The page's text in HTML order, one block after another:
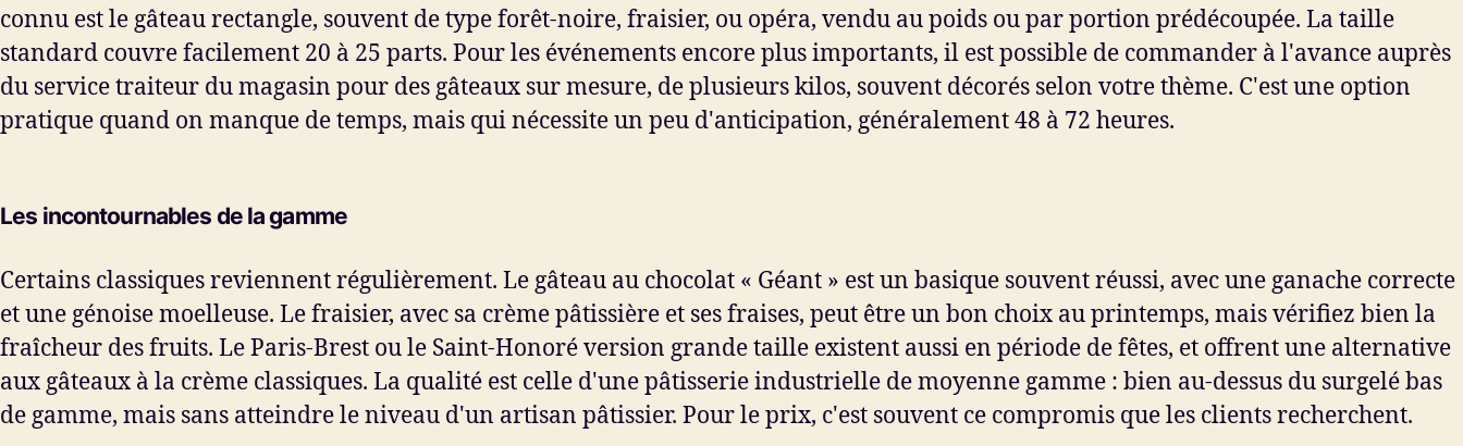
connu est le gâteau rectangle, souvent de type forêt-noire, fraisier, ou opéra, vendu au poids ou par portion prédécoupée. La taille
standard couvre facilement 20 à 25 parts. Pour les événements encore plus importants, il est possible de commander à l'avance auprès
du service traiteur du magasin pour des gâteaux sur mesure, de plusieurs kilos, souvent décorés selon votre thème. C'est une option
pratique quand on manque de temps, mais qui nécessite un peu d'anticipation, généralement 48 à 72 heures.
Les incontournables de la gamme
Certains classiques reviennent régulièrement. Le gâteau au chocolat « Géant » est un basique souvent réussi, avec une ganache correcte
et une génoise moelleuse. Le fraisier, avec sa crème pâtissière et ses fraises, peut être un bon choix au printemps, mais vérifiez bien la
fraîcheur des fruits. Le Paris-Brest ou le Saint-Honoré version grande taille existent aussi en période de fêtes, et offrent une alternative
aux gâteaux à la crème classiques. La qualité est celle d'une pâtisserie industrielle de moyenne gamme : bien au-dessus du surgelé bas
de gamme, mais sans atteindre le niveau d'un artisan pâtissier. Pour le prix, c'est souvent ce compromis que les clients recherchent.